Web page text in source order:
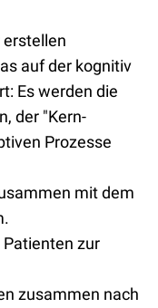
auf der kognitiv
Es werden die
der "Kern-
Prozesse
mit dem
zur
zusammen nach